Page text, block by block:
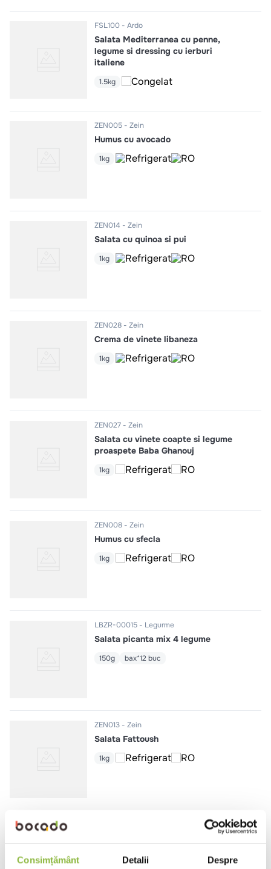
Consimțământ Detalii Despre
FSL100 Ardo
Salata Mediterranea cu penne,
legume si dressing cu ierburi
italiene
1.5kg
ZEN005 Zein
Humus cu avocado
1kg
ZEN014 Zein
Salata cu quinoa si pui
1kg
ZEN028 Zein
Crema de vinete libaneza
1kg
ZEN027 Zein
Salata cu vinete coapte si legume
proaspete Baba Ghanouj
1kg
ZEN008 Zein
Humus cu sfecla
1kg
LBZR-00015 Legurme
Salata picanta mix 4 legume
150g bax*12 buc
ZEN013 Zein
Salata Fattoush
1kg